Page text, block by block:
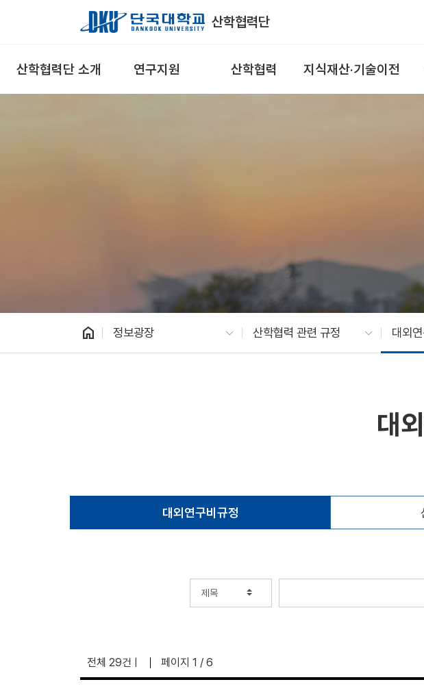
Skip to Main Content
산학협력단
산학협력단 소개 연구지원 산학협력 지식재산·기술이전
home 정보광장 산학협력 관련 규정 대외
대
대외연구비규정
전체 29건 페이지 1 / 6